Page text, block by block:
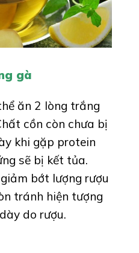
gà
ăn 2 lòng trắng
cồn còn chưa bị
khi gặp protein
sẽ bị kết tủa.
bớt lượng rượu
tránh hiện tượng
do rượu.